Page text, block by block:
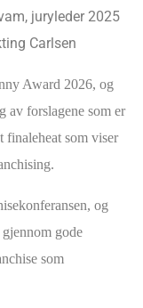
juryleder 2025
Carlsen
Award 2026, og
av forslagene som er
finaleheat som viser
og
gode
som